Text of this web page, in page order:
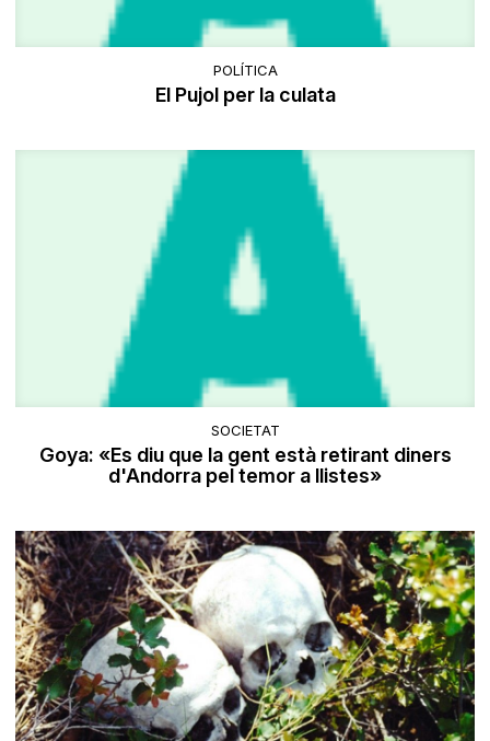
POLÍTICA
El Pujol per la culata
SOCIETAT
Goya: «Es diu que la gent està retirant diners
d'Andorra pel temor a llistes»